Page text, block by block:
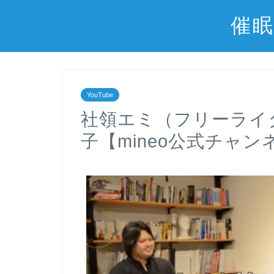
催
YouTube
社領エミ（フリーラ
子【mineo公式チャン